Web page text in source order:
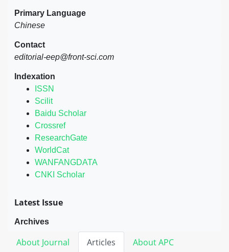
Primary Language
Chinese
Contact
editorial-eep@front-sci.com
Indexation
ISSN
Scilit
Baidu Scholar
Crossref
ResearchGate
WorldCat
WANFANGDATA
CNKI Scholar
Latest Issue
Archives
About Journal Articles
About APC